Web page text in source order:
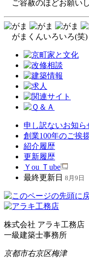
ご容赦のほどお願いし
がまくんいろいろ(笑)
申し訳ないお知ら
創業100年のご挨
紹介履歴
更新履歴
Ｙou Ｔube
最終更新日 8月9日
株式会社 アラキ工務店
一級建築士事務所
京都市右京区梅津